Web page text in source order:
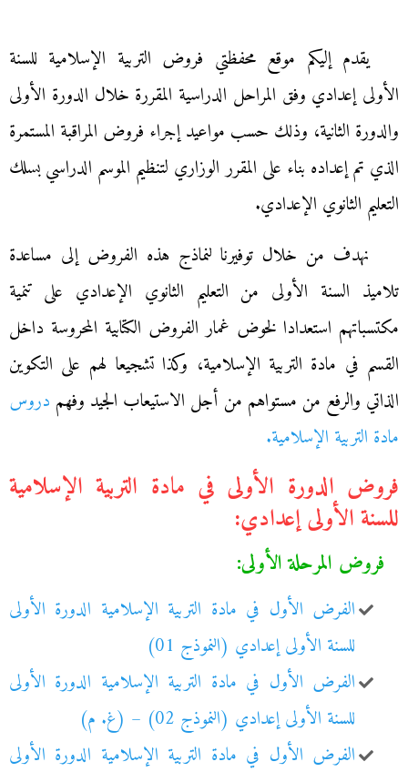
يقدم إليكم موقع محفظتي فروض التربية الإسلامية للسنة
الأولى إعدادي وفق المراحل الدراسية المقررة خلال الدورة الأولى
والدورة الثانية، وذلك حسب مواعيد إجراء فروض المراقبة المستمرة
الذي تم إعداده بناء على المقرر الوزاري لتنظيم الموسم الدراسي بسلك
التعليم الثانوي الإعدادي.
نهدف من خلال توفيرنا لنماذج هذه الفروض إلى مساعدة
تلاميذ السنة الأولى من التعليم الثانوي الإعدادي على تنمية
مكتسباتهم استعدادا لخوض غمار الفروض الكتابية المحروسة داخل
القسم في مادة التربية الإسلامية، وكذا تشجيعا لهم على التكوين
الذاتي والرفع من مستواهم من أجل الاستيعاب الجيد وفهم دروس
مادة التربية الإسلامية.
فروض الدورة الأولى في مادة التربية الإسلامية
للسنة الأولى إعدادي:
فروض المرحلة الأولى:
الفرض الأول في مادة التربية الإسلامية الدورة الأولى
للسنة الأولى إعدادي (النموذج 01)
الفرض الأول في مادة التربية الإسلامية الدورة الأولى
للسنة الأولى إعدادي (النموذج 02) – (غ. م)
الفرض الأول في مادة التربية الإسلامية الدورة الأولى